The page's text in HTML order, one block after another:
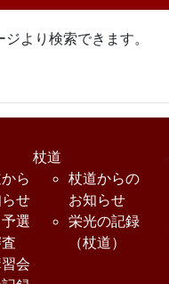
より検索できます。
ら
せ
選
会
杖道
杖道からの
お知らせ
栄光の記録
（杖道）